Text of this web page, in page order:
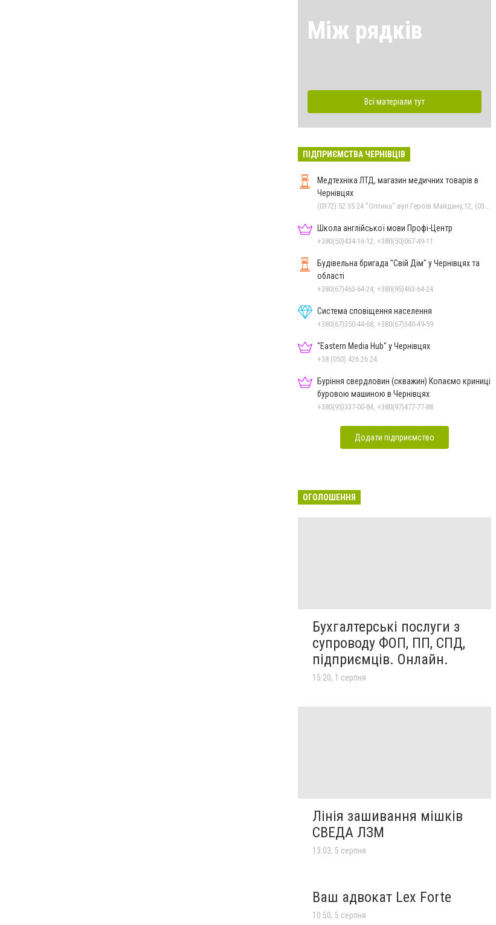
Між рядків
Всі матеріали тут
ПІДПРИЄМСТВА ЧЕРНІВЦІВ
Медтехніка ЛТД, магазин медичних товарів в
Чернівцях
Школа англійської мови Профі-Центр
+380(50)434-16-12, +380(50)067-49-11
Будівельна бригада "Свій Дім" у Чернівцях та
області
+380(67)463-64-24, +380(95)463-64-24
Система сповіщення населення
+380(67)350-44-68, +380(67)340-49-59
"Eastern Media Hub" у Чернівцях
+38 (050) 426 26 24
Буріння свердловин (скважин) Копаємо криниці
буровою машиною в Чернівцях
+380(95)337-00-84, +380(97)477-77-88
Додати підприємство
ОГОЛОШЕННЯ
Бухгалтерські послуги з
супроводу ФОП, ПП, СПД,
підприємців. Онлайн.
15:20, 1 серпня
Лінія зашивання мішків
СВЕДА ЛЗМ
13:03, 5 серпня
Ваш адвокат Lex Forte
10:50, 5 серпня